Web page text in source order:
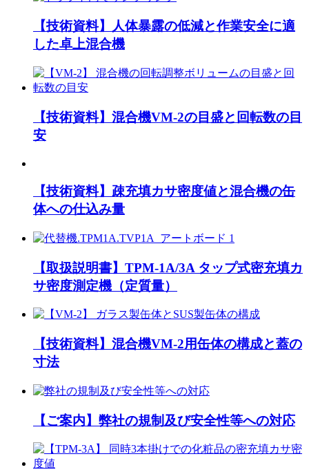
【技術資料】人体暴露の低減と作業安全に適
した卓上混合機
【技術資料】混合機VM-2の目盛と回転数の目
安
【技術資料】疎充填カサ密度値と混合機の缶
体への仕込み量
【取扱説明書】TPM-1A/3A タップ式密充填カ
サ密度測定機（定質量）
【技術資料】混合機VM-2用缶体の構成と蓋の
寸法
【ご案内】弊社の規制及び安全性等への対応